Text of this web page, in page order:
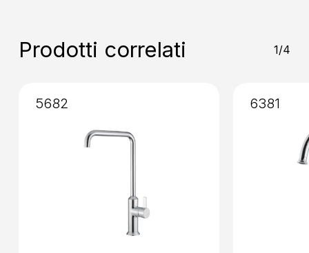
Prodotti correlati 1/4
5682 6381